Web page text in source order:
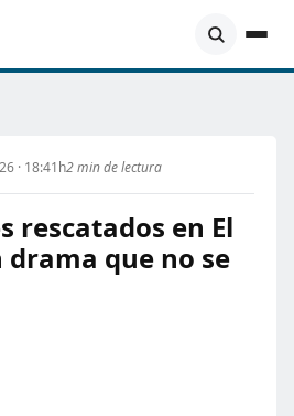
· 18:41h2 min de lectura
rescatados en El
drama que no se